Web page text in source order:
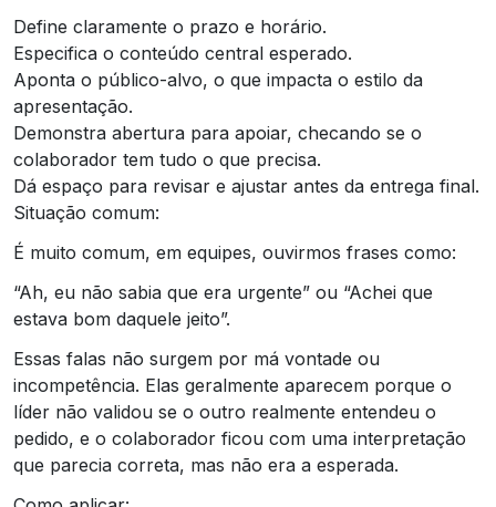
Define claramente o prazo e horário.
Especifica o conteúdo central esperado.
Aponta o público-alvo, o que impacta o estilo da
apresentação.
Demonstra abertura para apoiar, checando se o
colaborador tem tudo o que precisa.
Dá espaço para revisar e ajustar antes da entrega final.
Situação comum:
É muito comum, em equipes, ouvirmos frases como:
“Ah, eu não sabia que era urgente” ou “Achei que
estava bom daquele jeito”.
Essas falas não surgem por má vontade ou
incompetência. Elas geralmente aparecem porque o
líder não validou se o outro realmente entendeu o
pedido, e o colaborador ficou com uma interpretação
que parecia correta, mas não era a esperada.